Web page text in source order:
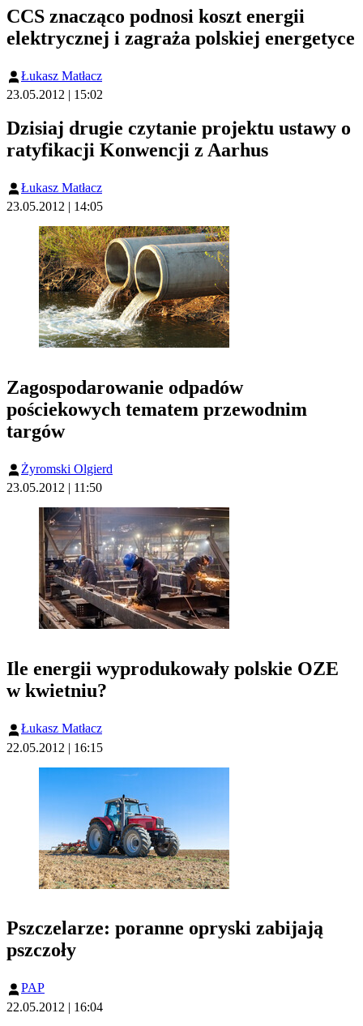
CCS znacząco podnosi koszt energii
elektrycznej i zagraża polskiej energetyce
Łukasz Matłacz
23.05.2012 | 15:02
Dzisiaj drugie czytanie projektu ustawy o
ratyfikacji Konwencji z Aarhus
Łukasz Matłacz
23.05.2012 | 14:05
Zagospodarowanie odpadów
pościekowych tematem przewodnim
targów
Żyromski Olgierd
23.05.2012 | 11:50
Ile energii wyprodukowały polskie OZE
w kwietniu?
Łukasz Matłacz
22.05.2012 | 16:15
Pszczelarze: poranne opryski zabijają
pszczoły
PAP
22.05.2012 | 16:04